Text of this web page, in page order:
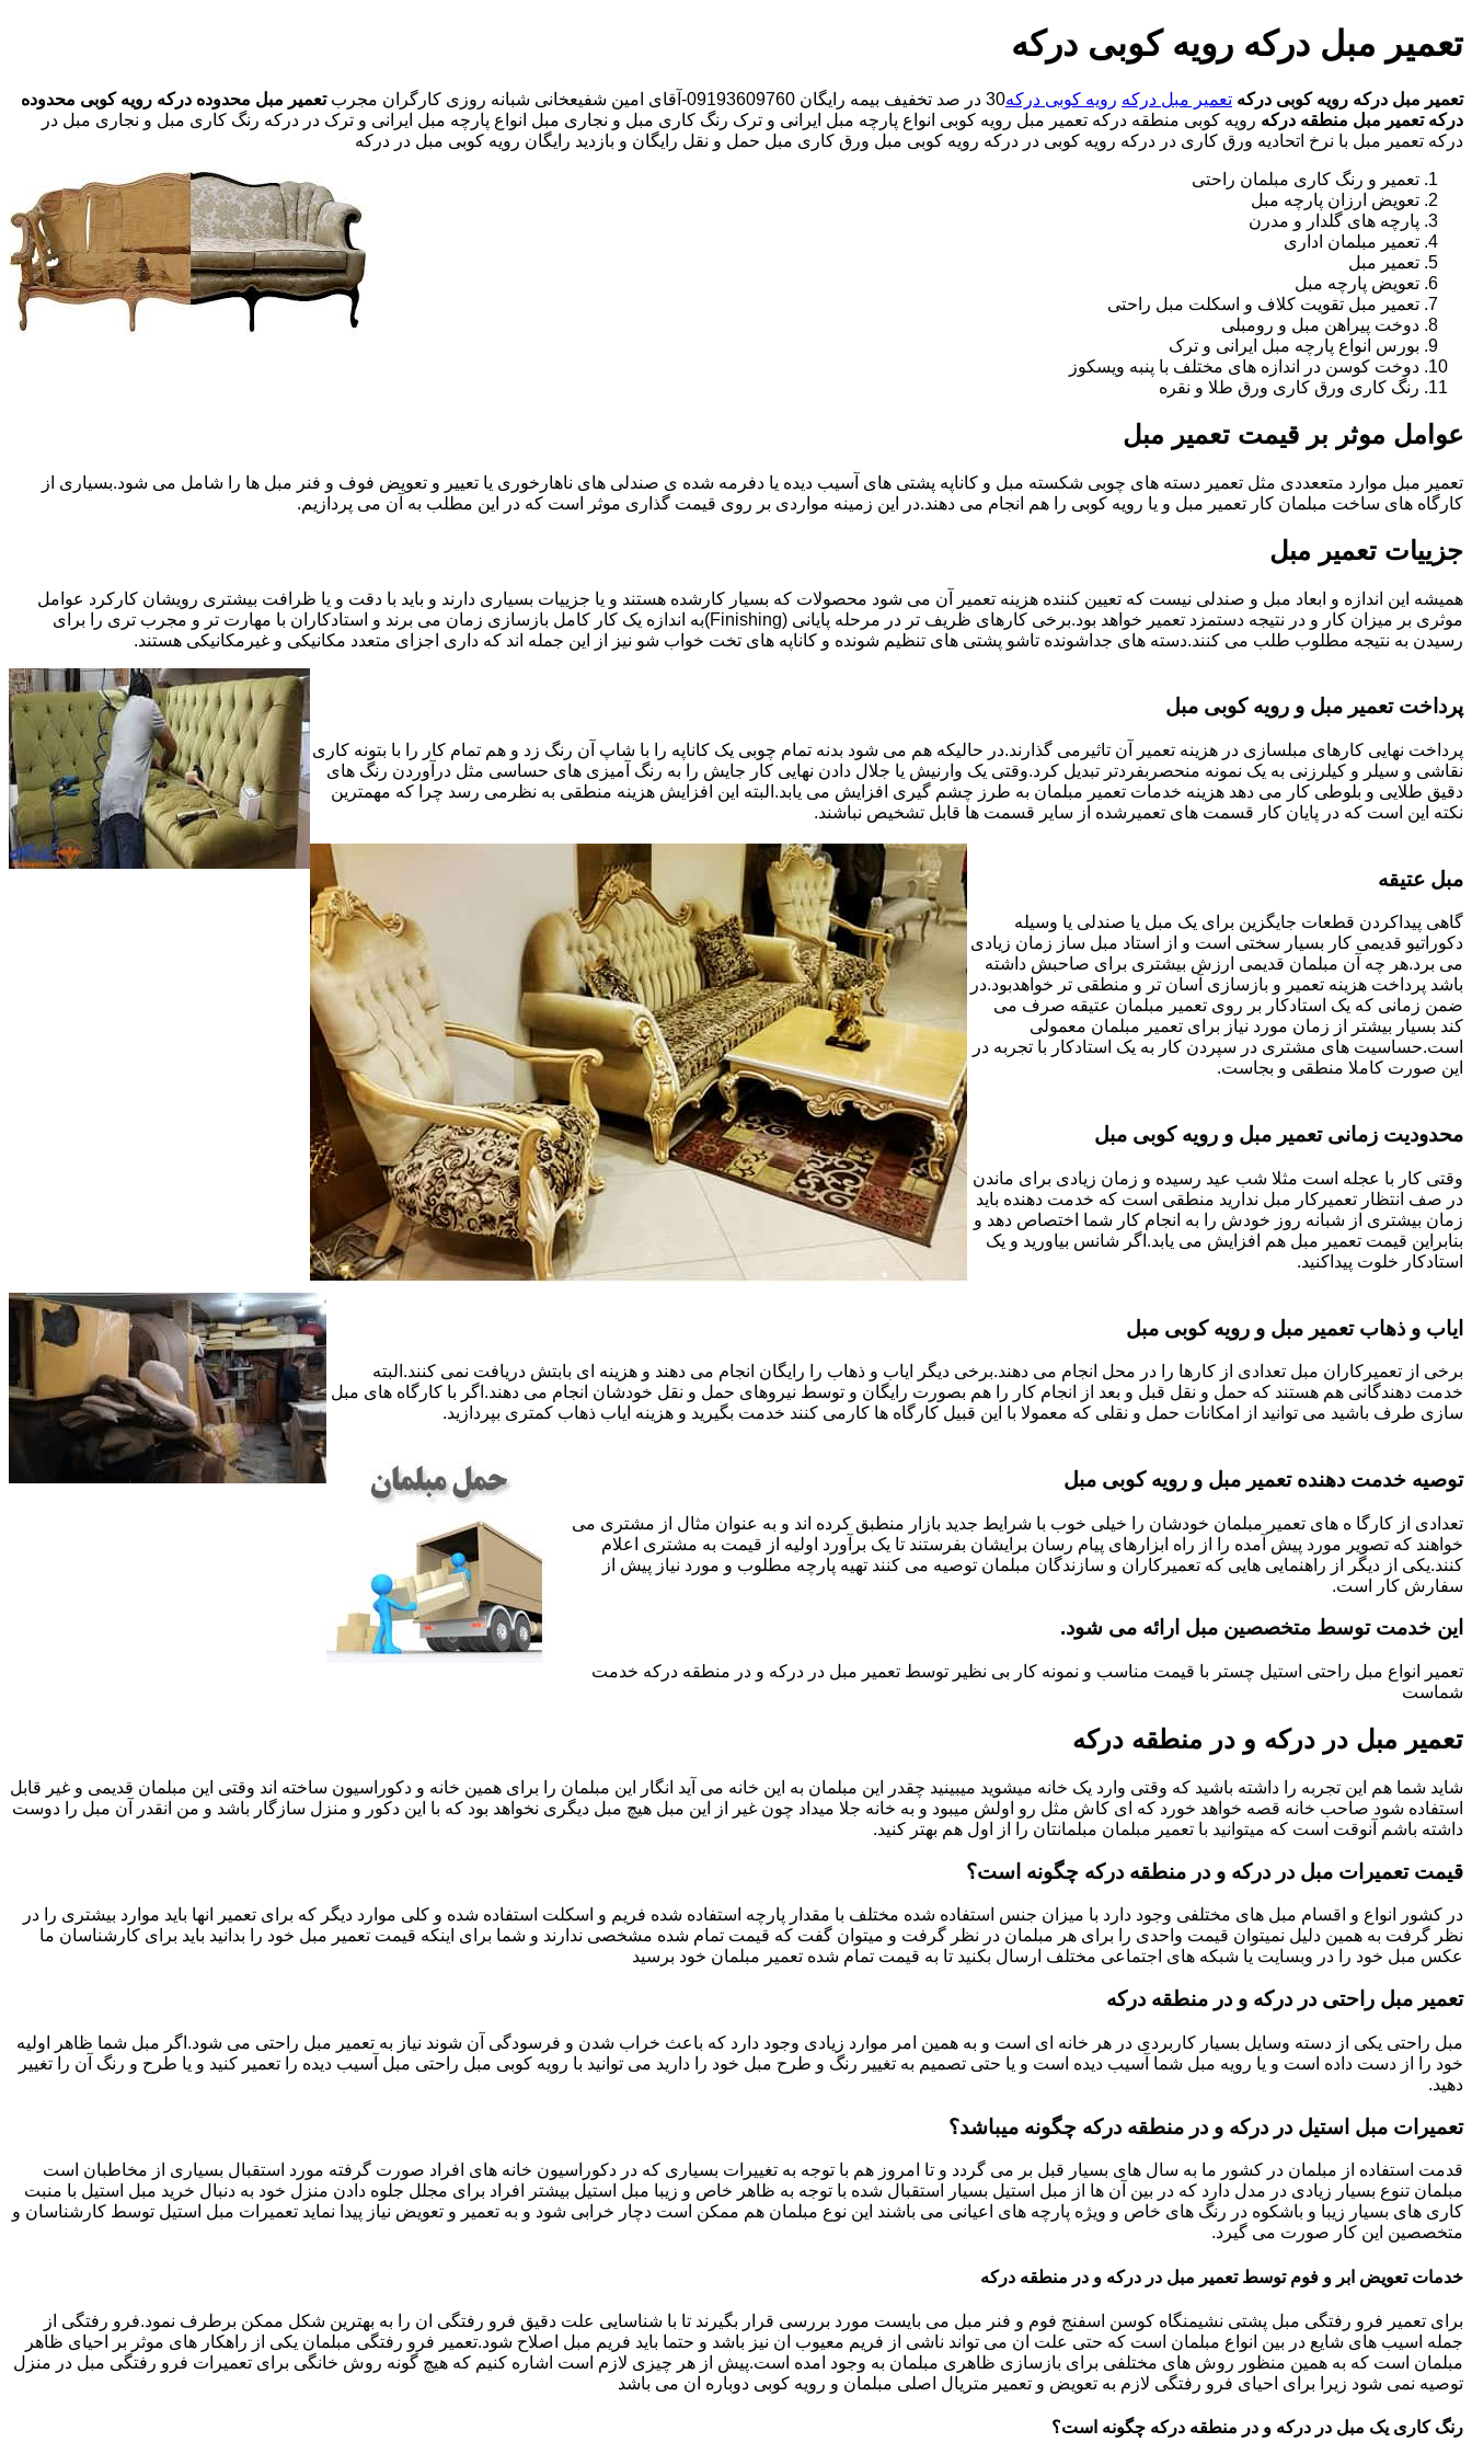
تعمیر مبل درکه رویه کوبی درکه
تعمیر مبل درکه رویه کوبی درکه تعمیر مبل درکه رویه کوبی درکه30 در صد تخفیف بیمه رایگان 09193609760-آقای امین شفیعخانی شبانه روزی کارگران مجرب تعمیر مبل محدوده درکه رویه کوبی محدوده
درکه تعمیر مبل منطقه درکه رویه کوبی منطقه درکه تعمیر مبل رویه کوبی انواع پارچه مبل ایرانی و ترک رنگ کاری مبل و نجاری مبل انواع پارچه مبل ایرانی و ترک در درکه رنگ کاری مبل و نجاری مبل در
درکه تعمیر مبل با نرخ اتحادیه ورق کاری در درکه رویه کوبی در درکه رویه کوبی مبل ورق کاری مبل حمل و نقل رایگان و بازدید رایگان رویه کوبی مبل در درکه
تعمیر و رنگ کاری مبلمان راحتی
تعویض ارزان پارچه مبل
پارچه های گلدار و مدرن
تعمیر مبلمان اداری
تعمیر مبل
تعویض پارچه مبل
تعمیر مبل تقویت کلاف و اسکلت مبل راحتی
دوخت پیراهن مبل و رومبلی
بورس انواع پارچه مبل ایرانی و ترک
دوخت کوسن در اندازه های مختلف با پنبه ویسکوز
رنگ کاری ورق کاری ورق طلا و نقره
عوامل موثر بر قیمت تعمیر مبل
تعمیر مبل موارد متععددی مثل تعمیر دسته های چوبی شکسته مبل و کاناپه پشتی های آسیب دیده یا دفرمه شده ی صندلی های ناهارخوری یا تعییر و تعویض فوف و فنر مبل ها را شامل می شود.بسیاری از
کارگاه های ساخت مبلمان کار تعمیر مبل و یا رویه کوبی را هم انجام می دهند.در این زمینه مواردی بر روی قیمت گذاری موثر است که در این مطلب به آن می پردازیم.
جزییات تعمیر مبل
همیشه این اندازه و ابعاد مبل و صندلی نیست که تعیین کننده هزینه تعمیر آن می شود محصولات که بسیار کارشده هستند و یا جزییات بسیاری دارند و باید با دقت و یا ظرافت بیشتری رویشان کارکرد عوامل
موثری بر میزان کار و در نتیجه دستمزد تعمیر خواهد بود.برخی کارهای ظریف تر در مرحله پایانی (Finishing)به اندازه یک کار کامل بازسازی زمان می برند و استادکاران با مهارت تر و مجرب تری را برای
رسیدن به نتیجه مطلوب طلب می کنند.دسته های جداشونده تاشو پشتی های تنظیم شونده و کاناپه های تخت خواب شو نیز از این جمله اند که داری اجزای متعدد مکانیکی و غیرمکانیکی هستند.
پرداخت تعمیر مبل و رویه کوبی مبل
پرداخت نهایی کارهای مبلسازی در هزینه تعمیر آن تاثیرمی گذارند.در حالیکه هم می شود بدنه تمام چوبی یک کاناپه را با شاپ آن رنگ زد و هم تمام کار را با بتونه کاری
نقاشی و سیلر و کیلرزنی به یک نمونه منحصربفردتر تبدیل کرد.وقتی یک وارنیش یا جلال دادن نهایی کار جایش را به رنگ آمیزی های حساسی مثل درآوردن رنگ های
دقیق طلایی و بلوطی کار می دهد هزینه خدمات تعمیر مبلمان به طرز چشم گیری افزایش می یابد.البته این افزایش هزینه منطقی به نظرمی رسد چرا که مهمترین
نکته این است که در پایان کار قسمت های تعمیرشده از سایر قسمت ها قابل تشخیص نباشند.
مبل عتیقه
گاهی پیداکردن قطعات جایگزین برای یک مبل یا صندلی یا وسیله
دکوراتیو قدیمی کار بسیار سختی است و از استاد مبل ساز زمان زیادی
می برد.هر چه آن مبلمان قدیمی ارزش بیشتری برای صاحبش داشته
باشد پرداخت هزینه تعمیر و بازسازی آسان تر و منطقی تر خواهدبود.در
ضمن زمانی که یک استادکار بر روی تعمیر مبلمان عتیقه صرف می
کند بسیار بیشتر از زمان مورد نیاز برای تعمیر مبلمان معمولی
است.حساسیت های مشتری در سپردن کار به یک استادکار با تجربه در
این صورت کاملا منطقی و بجاست.
محدودیت زمانی تعمیر مبل و رویه کوبی مبل
وقتی کار با عجله است مثلا شب عید رسیده و زمان زیادی برای ماندن
در صف انتظار تعمیرکار مبل ندارید منطقی است که خدمت دهنده باید
زمان بیشتری از شبانه روز خودش را به انجام کار شما اختصاص دهد و
بنابراین قیمت تعمیر مبل هم افزایش می یابد.اگر شانس بیاورید و یک
استادکار خلوت پیداکنید.
ایاب و ذهاب تعمیر مبل و رویه کوبی مبل
برخی از تعمیرکاران مبل تعدادی از کارها را در محل انجام می دهند.برخی دیگر ایاب و ذهاب را رایگان انجام می دهند و هزینه ای بابتش دریافت نمی کنند.البته
خدمت دهندگانی هم هستند که حمل و نقل قبل و بعد از انجام کار را هم بصورت رایگان و توسط نیروهای حمل و نقل خودشان انجام می دهند.اگر با کارگاه های مبل
سازی طرف باشید می توانید از امکانات حمل و نقلی که معمولا با این قبیل کارگاه ها کارمی کنند خدمت بگیرید و هزینه ایاب ذهاب کمتری بپردازید.
توصیه خدمت دهنده تعمیر مبل و رویه کوبی مبل
تعدادی از کارگا ه های تعمیر مبلمان خودشان را خیلی خوب با شرایط جدید بازار منطبق کرده اند و به عنوان مثال از مشتری می
خواهند که تصویر مورد پیش آمده را از راه ابزارهای پیام رسان برایشان بفرستند تا یک برآورد اولیه از قیمت به مشتری اعلام
کنند.یکی از دیگر از راهنمایی هایی که تعمیرکاران و سازندگان مبلمان توصیه می کنند تهیه پارچه مطلوب و مورد نیاز پیش از
سفارش کار است.
این خدمت توسط متخصصین مبل ارائه می شود.
تعمیر انواع مبل راحتی استیل چستر با قیمت مناسب و نمونه کار بی نظیر توسط تعمیر مبل در درکه و در منطقه درکه خدمت
شماست
تعمیر مبل در درکه و در منطقه درکه
شاید شما هم این تجربه را داشته باشید که وقتی وارد یک خانه میشوید میبینید چقدر این مبلمان به این خانه می آید انگار این مبلمان را برای همین خانه و دکوراسیون ساخته اند وقتی این مبلمان قدیمی و غیر قابل
استفاده شود صاحب خانه قصه خواهد خورد که ای کاش مثل رو اولش میبود و به خانه جلا میداد چون غیر از این مبل هیچ مبل دیگری نخواهد بود که با این دکور و منزل سازگار باشد و من انقدر آن مبل را دوست
داشته باشم آنوقت است که میتوانید با تعمیر مبلمان مبلمانتان را از اول هم بهتر کنید.
قیمت تعمیرات مبل در درکه و در منطقه درکه چگونه است؟
در کشور انواع و اقسام مبل های مختلفی وجود دارد با میزان جنس استفاده شده مختلف با مقدار پارچه استفاده شده فریم و اسکلت استفاده شده و کلی موارد دیگر که برای تعمیر انها باید موارد بیشتری را در
نظر گرفت به همین دلیل نمیتوان قیمت واحدی را برای هر مبلمان در نظر گرفت و میتوان گفت که قیمت تمام شده مشخصی ندارند و شما برای اینکه قیمت تعمیر مبل خود را بدانید باید برای کارشناسان ما
عکس مبل خود را در وبسایت یا شبکه های اجتماعی مختلف ارسال بکنید تا به قیمت تمام شده تعمیر مبلمان خود برسید
تعمیر مبل راحتی در درکه و در منطقه درکه
مبل راحتی یکی از دسته وسایل بسیار کاربردی در هر خانه ای است و به همین امر موارد زیادی وجود دارد که باعث خراب شدن و فرسودگی آن شوند نیاز به تعمیر مبل راحتی می شود.اگر مبل شما ظاهر اولیه
خود را از دست داده است و یا رویه مبل شما آسیب دیده است و یا حتی تصمیم به تغییر رنگ و طرح مبل خود را دارید می توانید با رویه کوبی مبل راحتی مبل آسیب دیده را تعمیر کنید و یا طرح و رنگ آن را تغییر
دهید.
تعمیرات مبل استیل در درکه و در منطقه درکه چگونه میباشد؟
قدمت استفاده از مبلمان در کشور ما به سال های بسیار قبل بر می گردد و تا امروز هم با توجه به تغییرات بسیاری که در دکوراسیون خانه های افراد صورت گرفته مورد استقبال بسیاری از مخاطبان است
مبلمان تنوع بسیار زیادی در مدل دارد که در بین آن ها از مبل استیل بسیار استقبال شده با توجه به ظاهر خاص و زیبا مبل استیل بیشتر افراد برای مجلل جلوه دادن منزل خود به دنبال خرید مبل استیل با منبت
کاری های بسیار زیبا و باشکوه در رنگ های خاص و ویژه پارچه های اعیانی می باشند این نوع مبلمان هم ممکن است دچار خرابی شود و به تعمیر و تعویض نیاز پیدا نماید تعمیرات مبل استیل توسط کارشناسان و
متخصصین این کار صورت می گیرد.
خدمات تعویض ابر و فوم توسط تعمیر مبل در درکه و در منطقه درکه
برای تعمیر فرو رفتگی مبل پشتی نشیمنگاه کوسن اسفنج فوم و فنر مبل می بایست مورد بررسی قرار بگیرند تا با شناسایی علت دقیق فرو رفتگی ان را به بهترین شکل ممکن برطرف نمود.فرو رفتگی از
جمله اسیب های شایع در بین انواع مبلمان است که حتی علت ان می تواند ناشی از فریم معیوب ان نیز باشد و حتما باید فریم مبل اصلاح شود.تعمیر فرو رفتگی مبلمان یکی از راهکار های موثر بر احیای ظاهر
مبلمان است که به همین منظور روش های مختلفی برای بازسازی ظاهری مبلمان به وجود امده است.پیش از هر چیزی لازم است اشاره کنیم که هیچ گونه روش خانگی برای تعمیرات فرو رفتگی مبل در منزل
توصیه نمی شود زیرا برای احیای فرو رفتگی لازم به تعویض و تعمیر متریال اصلی مبلمان و رویه کوبی دوباره ان می باشد
رنگ کاری یک مبل در درکه و در منطقه درکه چگونه است؟